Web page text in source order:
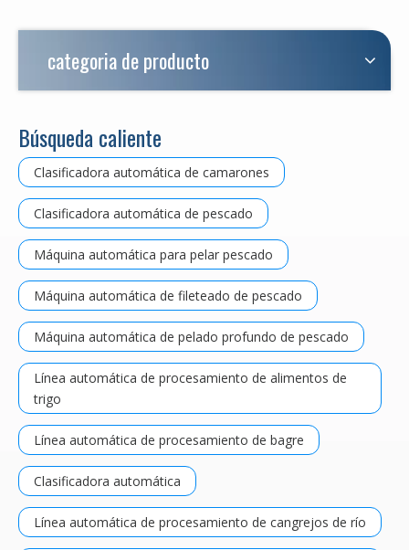
categoria de producto
Búsqueda caliente
Clasificadora automática de camarones
Clasificadora automática de pescado
Máquina automática para pelar pescado
Máquina automática de fileteado de pescado
Máquina automática de pelado profundo de pescado
Línea automática de procesamiento de alimentos de
trigo
Línea automática de procesamiento de bagre
Clasificadora automática
Línea automática de procesamiento de cangrejos de río